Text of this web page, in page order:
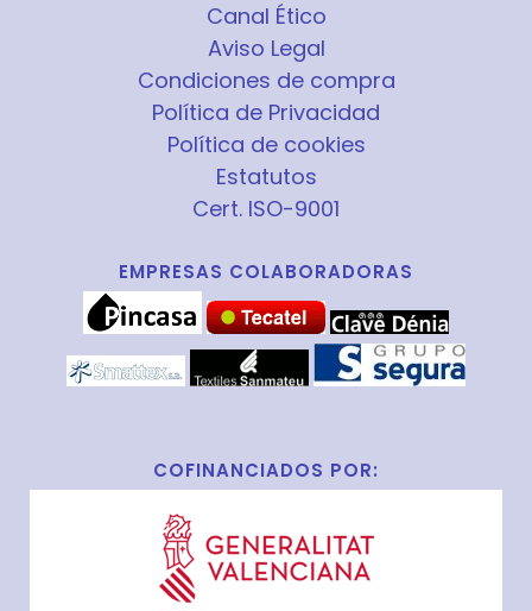
Canal Ético
Aviso Legal
Condiciones de compra
Política de Privacidad
Política de cookies
Estatutos
Cert. ISO-9001
EMPRESAS COLABORADORAS
COFINANCIADOS POR: